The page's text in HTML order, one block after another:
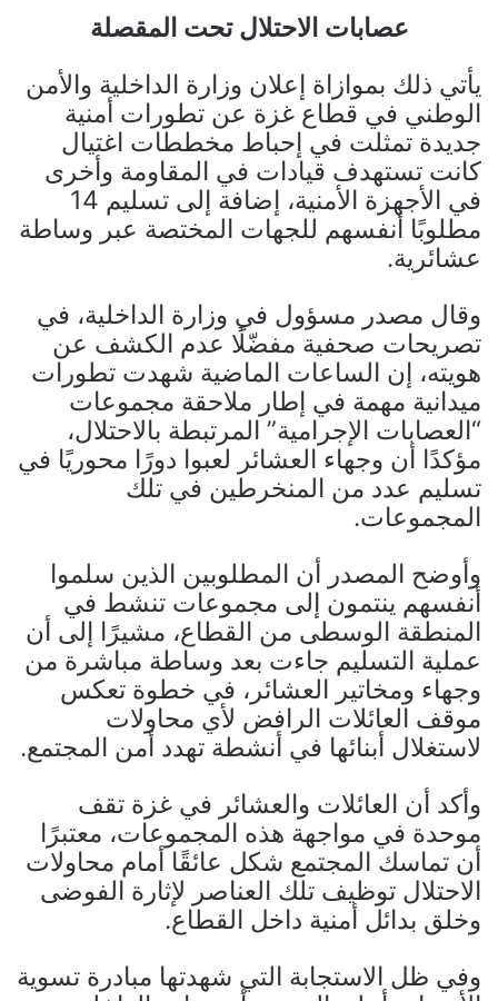
عصابات الاحتلال تحت المقصلة
يأتي ذلك بموازاة إعلان وزارة الداخلية والأمن
الوطني في قطاع غزة عن تطورات أمنية
جديدة تمثلت في إحباط مخططات اغتيال
كانت تستهدف قيادات في المقاومة وأخرى
في الأجهزة الأمنية، إضافة إلى تسليم 14
مطلوبًا أنفسهم للجهات المختصة عبر وساطة
عشائرية.
وقال مصدر مسؤول في وزارة الداخلية، في
تصريحات صحفية مفضّلًا عدم الكشف عن
هويته، إن الساعات الماضية شهدت تطورات
ميدانية مهمة في إطار ملاحقة مجموعات
“العصابات الإجرامية” المرتبطة بالاحتلال،
مؤكدًا أن وجهاء العشائر لعبوا دورًا محوريًا في
تسليم عدد من المنخرطين في تلك
المجموعات.
وأوضح المصدر أن المطلوبين الذين سلموا
أنفسهم ينتمون إلى مجموعات تنشط في
المنطقة الوسطى من القطاع، مشيرًا إلى أن
عملية التسليم جاءت بعد وساطة مباشرة من
وجهاء ومخاتير العشائر، في خطوة تعكس
موقف العائلات الرافض لأي محاولات
لاستغلال أبنائها في أنشطة تهدد أمن المجتمع.
وأكد أن العائلات والعشائر في غزة تقف
موحدة في مواجهة هذه المجموعات، معتبرًا
أن تماسك المجتمع شكل عائقًا أمام محاولات
الاحتلال توظيف تلك العناصر لإثارة الفوضى
وخلق بدائل أمنية داخل القطاع.
وفي ظل الاستجابة التي شهدتها مبادرة تسوية